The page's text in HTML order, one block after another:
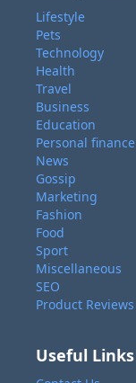
Lifestyle
Pets
Technology
Health
Travel
Business
Education
Personal finance
News
Gossip
Marketing
Fashion
Food
Sport
Miscellaneous
SEO
Product Reviews
Useful Links